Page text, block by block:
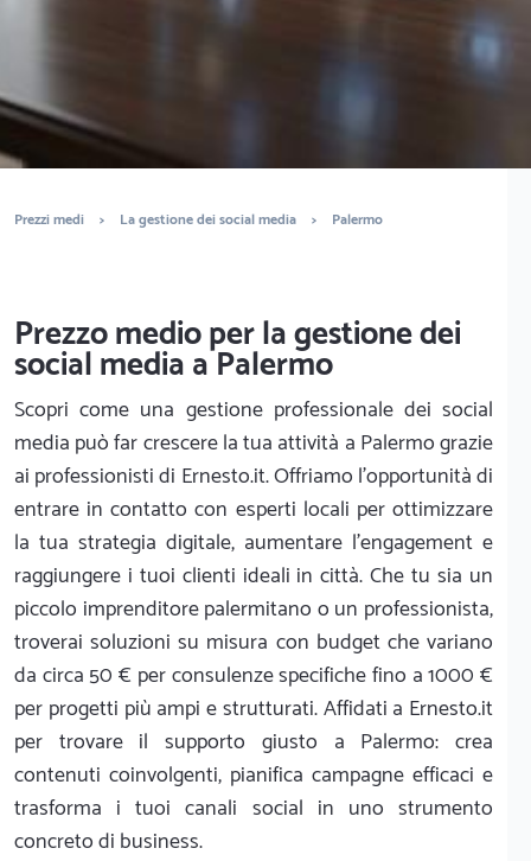
Prezzi medi > La gestione dei social media > Palermo
Prezzo medio per la gestione dei
social media a Palermo
Scopri come una gestione professionale dei social
media può far crescere la tua attività a Palermo grazie
ai professionisti di Ernesto.it. Offriamo l'opportunità di
entrare in contatto con esperti locali per ottimizzare
la tua strategia digitale, aumentare l'engagement e
raggiungere i tuoi clienti ideali in città. Che tu sia un
piccolo imprenditore palermitano o un professionista,
troverai soluzioni su misura con budget che variano
da circa 50 € per consulenze specifiche fino a 1000 €
per progetti più ampi e strutturati. Affidati a Ernesto.it
per trovare il supporto giusto a Palermo: crea
contenuti coinvolgenti, pianifica campagne efficaci e
trasforma i tuoi canali social in uno strumento
concreto di business.